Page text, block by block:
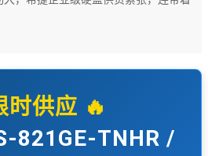
时供应 🔥
821GE-TNHR /